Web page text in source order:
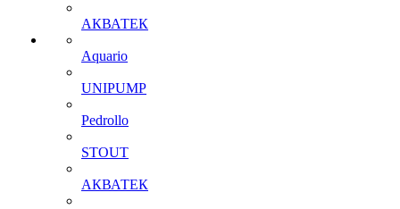
АКВАТЕК
Aquario
UNIPUMP
Pedrollo
STOUT
АКВАТЕК